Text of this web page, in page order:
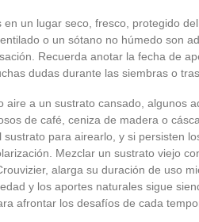
en un lugar seco, fresco, protegido
o un sótano no húmedo son
Recuerda anotar la fecha de
dudas durante las siembras o
aire a un sustrato cansado, algunos
de café, ceniza de madera o
sustrato para airearlo, y si persisten
Mezclar un sustrato viejo
alarga su duración de uso
y los aportes naturales sigue
afrontar los desafíos de cada